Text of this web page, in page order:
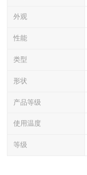
外观
性能
类型
形状
产品等级
使用温度
等级